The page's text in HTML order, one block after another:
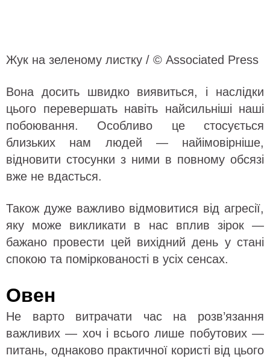
Жук на зеленому листку / © Associated Press
Вона досить швидко виявиться, і наслідки
цього перевершать навіть найсильніші наші
побоювання. Особливо це стосується
близьких нам людей — найімовірніше,
відновити стосунки з ними в повному обсязі
вже не вдасться.
Також дуже важливо відмовитися від агресії,
яку може викликати в нас вплив зірок —
бажано провести цей вихідний день у стані
спокою та поміркованості в усіх сенсах.
Овен
Не варто витрачати час на розв’язання
важливих — хоч і всього лише побутових —
питань, однаково практичної користі від цього